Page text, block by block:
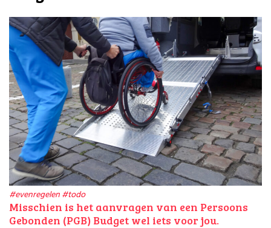
Veiligheid
Verlof
Werk
Geld
Gezondheid
Huishouden
Kinderopvang
Onderwijs
Opvoeding
Ouderschap
Veiligheid
Verlof
#evenregelen #todo
Misschien is het aanvragen van een Persoons
Gebonden (PGB) Budget wel iets voor jou.